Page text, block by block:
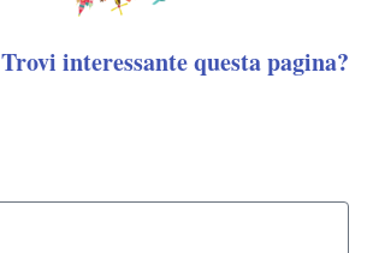
Trovi interessante questa pagina?